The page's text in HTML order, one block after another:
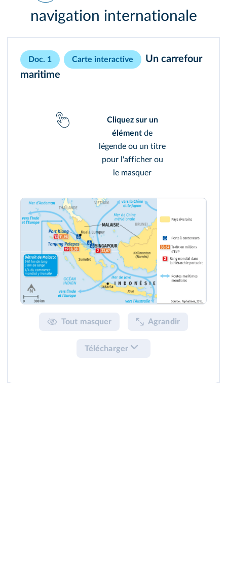
navigation internationale
Doc. 1 Carte interactive
Un carrefour
maritime
Cliquez sur un
élément de
légende ou un titre
pour l'afficher ou
le masquer
Tout masquer Agrandir
Télécharger